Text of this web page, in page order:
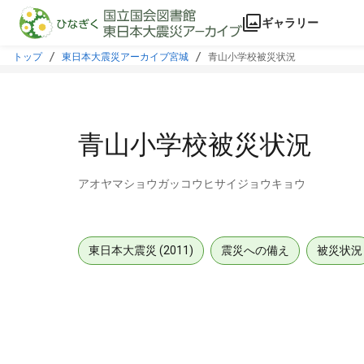
本文に飛ぶ
ギャラリー
トップ 東日本大震災アーカイブ宮城 青山小学校被災状況
青山小学校被災状況
アオヤマショウガッコウヒサイジョウキョウ
東日本大震災 (2011) 震災への備え 被災状況